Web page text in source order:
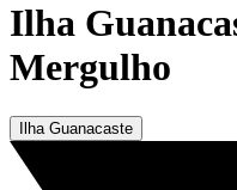
Ilha
Mergulho
Ilha Guanacaste